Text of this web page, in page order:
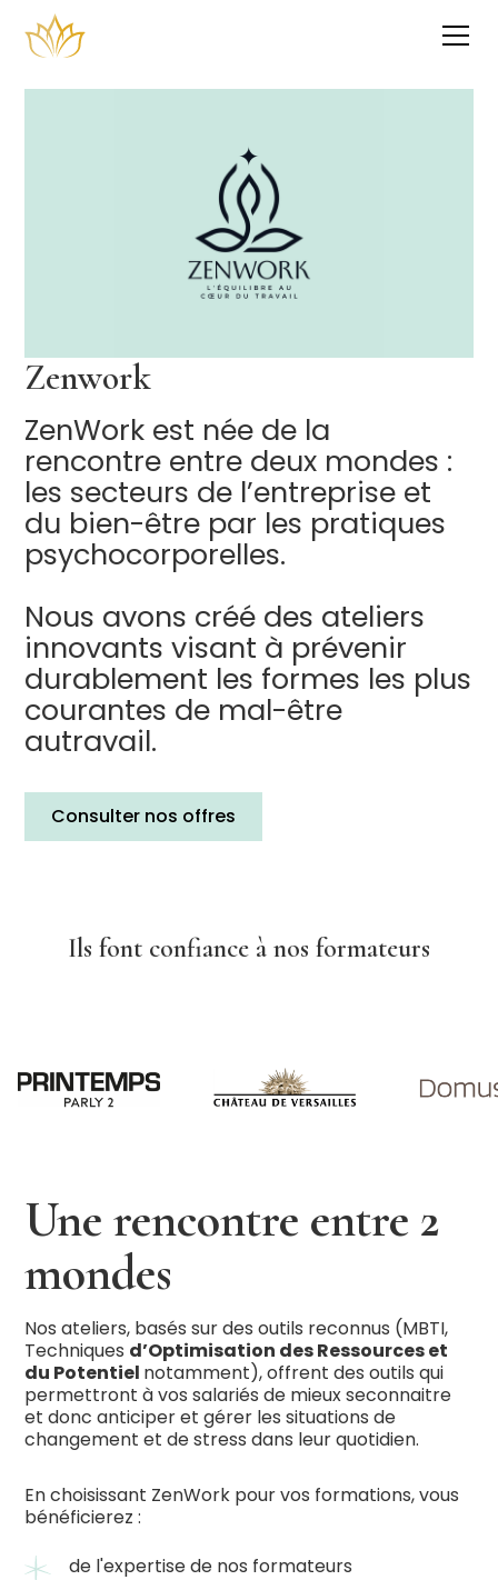
Zenwork
ZenWork est née de la
rencontre entre deux mondes :
les secteurs de l’entreprise et
du bien-être par les pratiques
psychocorporelles.
Nous avons créé des ateliers
innovants visant à prévenir
durablement les formes les plus
courantes de mal-être
autravail.
Consulter nos offres
Ils font confiance à nos formateurs
Une rencontre entre 2
mondes
Nos ateliers, basés sur des outils reconnus (MBTI,
Techniques d’Optimisation des Ressources et
du Potentiel notamment), offrent des outils qui
permettront à vos salariés de mieux seconnaitre
et donc anticiper et gérer les situations de
changement et de stress dans leur quotidien.
En choisissant ZenWork pour vos formations, vous
bénéficierez :
de l'expertise de nos formateurs